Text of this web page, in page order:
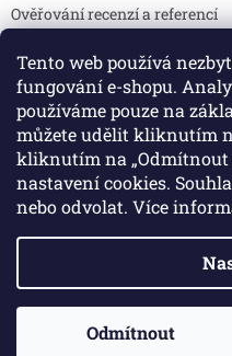
Tento web používá
fungování e-shopu.
používáme pouze na
můžete udělit kliknutím
kliknutím na „Odmítnout
nastavení cookies.
nebo odvolat. Více
Odmítnout
Ověřování recenzí a referencí
Prohlášení o shodě
Způsoby platby
DOTAZY
Kontakty
Copyright 2026Colibri
Upravit